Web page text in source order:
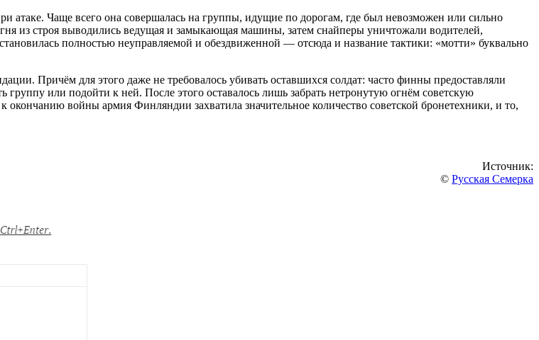
атаке. Чаще всего она совершалась на группы, идущие по дорогам, где был невозможен или сильно
из строя выводились ведущая и замыкающая машины, затем снайперы уничтожали водителей,
полностью неуправляемой и обездвиженной — отсюда и название тактики: «мотти» буквально
Причём для этого даже не требовалось убивать оставшихся солдат: часто финны предоставляли
группу или подойти к ней. После этого оставалось лишь забрать нетронутую огнём советскую
войны армия Финляндии захватила значительное количество советской бронетехники, и то,
Источник:
© Русская Семерка